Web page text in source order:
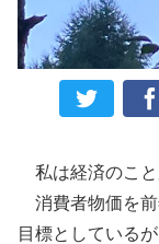
私は経済のこ
消費者物価を
目標としているが